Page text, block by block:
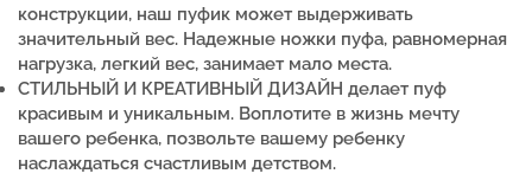
конструкции, наш пуфик может выдерживать
значительный вес. Надежные ножки пуфа, равномерная
нагрузка, легкий вес, занимает мало места.
СТИЛЬНЫЙ И КРЕАТИВНЫЙ ДИЗАЙН делает пуф
красивым и уникальным. Воплотите в жизнь мечту
вашего ребенка, позвольте вашему ребенку
наслаждаться счастливым детством.